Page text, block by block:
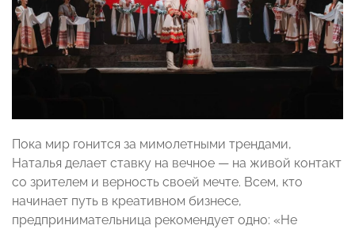
Пока мир гонится за мимолетными трендами,
Наталья делает ставку на вечное — на живой контакт
со зрителем и верность своей мечте. Всем, кто
начинает путь в креативном бизнесе,
предпринимательница рекомендует одно: «Не